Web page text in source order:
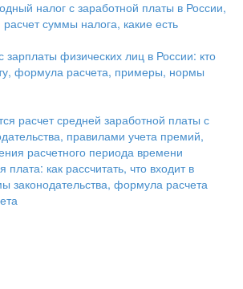
физических лиц в России: кто
формула расчета, примеры, нормы
как рассчитать, что входит в
законодательства, формула расчета